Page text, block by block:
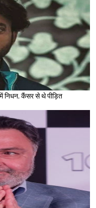
निधन, कैंसर से थे पीड़ित